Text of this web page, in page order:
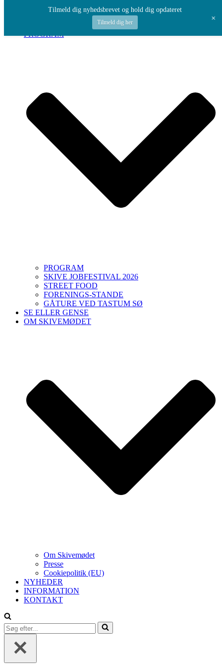
Spring til indhold
PROGRAM
PROGRAM
SKIVE JOBFESTIVAL 2026
STREET FOOD
FORENINGS-STANDE
GÅTURE VED TASTUM SØ
SE ELLER GENSE
OM SKIVEMØDET
Om Skivemødet
Presse
Cookiepolitik (EU)
NYHEDER
INFORMATION
KONTAKT
Søg
efter...
Tilmeld dig nyhedsbrevet og hold dig opdateret
Tilmeld dig her +